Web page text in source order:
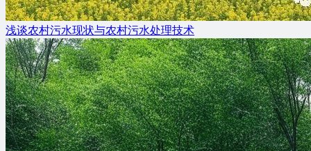
浅谈农村污水现状与农村污水处理技术